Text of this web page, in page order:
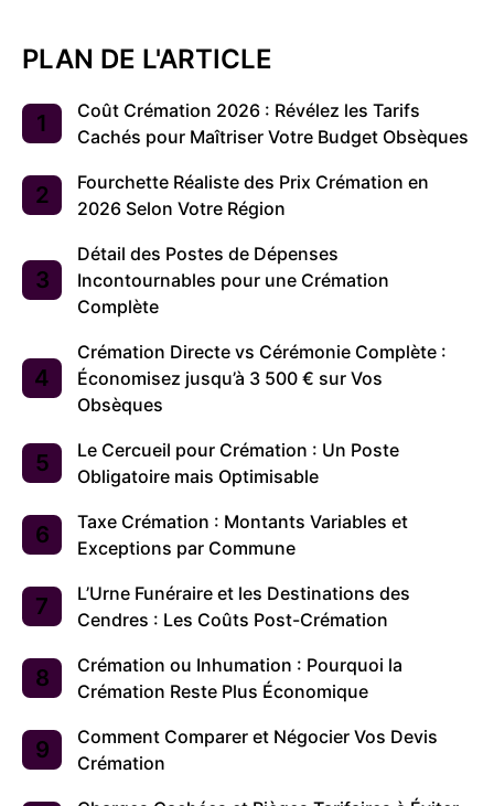
PLAN DE L'ARTICLE
Coût Crémation 2026 : Révélez les Tarifs
Cachés pour Maîtriser Votre Budget Obsèques
Fourchette Réaliste des Prix Crémation en
2026 Selon Votre Région
Détail des Postes de Dépenses
Incontournables pour une Crémation
Complète
Crémation Directe vs Cérémonie Complète :
Économisez jusqu’à 3 500 € sur Vos
Obsèques
Le Cercueil pour Crémation : Un Poste
Obligatoire mais Optimisable
Taxe Crémation : Montants Variables et
Exceptions par Commune
L’Urne Funéraire et les Destinations des
Cendres : Les Coûts Post-Crémation
Crémation ou Inhumation : Pourquoi la
Crémation Reste Plus Économique
Comment Comparer et Négocier Vos Devis
Crémation